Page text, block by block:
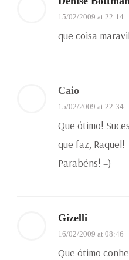
15/02/2009 at 22:14
que coisa
Caio
15/02/2009 at 22:34
Que ótimo!
que faz, Raquel!
Parabéns! =)
Gizelli
16/02/2009 at 08:46
Que ótimo